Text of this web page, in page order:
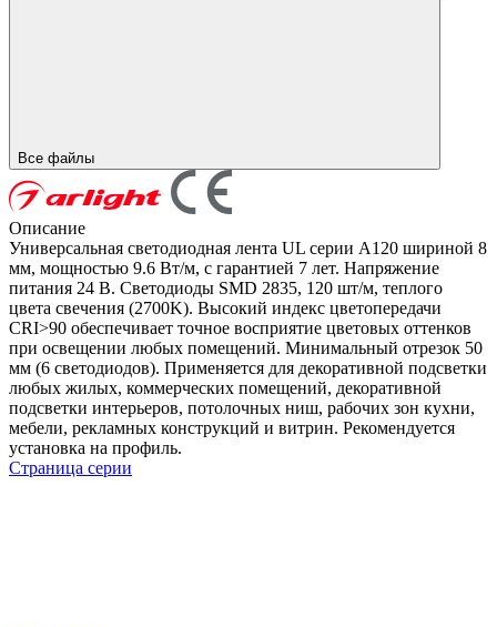
Все файлы
Описание
Универсальная светодиодная лента UL серии A120 шириной 8
мм, мощностью 9.6 Вт/м, с гарантией 7 лет. Напряжение
питания 24 В. Светодиоды SMD 2835, 120 шт/м, теплого
цвета свечения (2700K). Высокий индекс цветопередачи
CRI>90 обеспечивает точное восприятие цветовых оттенков
при освещении любых помещений. Минимальный отрезок 50
мм (6 светодиодов). Применяется для декоративной подсветки
любых жилых, коммерческих помещений, декоративной
подсветки интерьеров, потолочных ниш, рабочих зон кухни,
мебели, рекламных конструкций и витрин. Рекомендуется
установка на профиль.
Страница серии